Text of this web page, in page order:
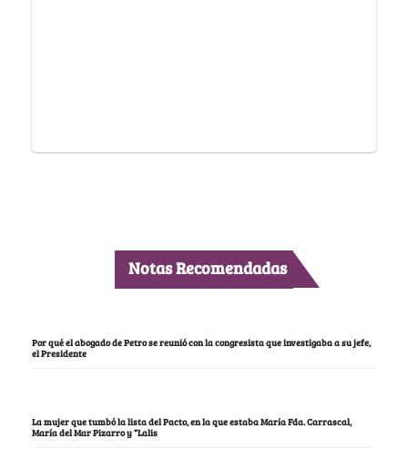
Notas Recomendadas
Por qué el abogado de Petro se reunió con la congresista que investigaba a su jefe,
el Presidente
La mujer que tumbó la lista del Pacto, en la que estaba María Fda. Carrascal,
María del Mar Pizarro y “Lalis